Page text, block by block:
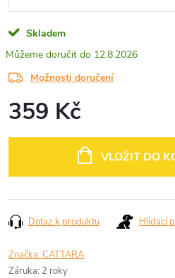
Skladem
12.8.2026
Možnosti doručení
359 Kč
VLOŽIT DO
Dotaz k produktu Hlídací
Značka:CATTARA
Záruka: 2 roky